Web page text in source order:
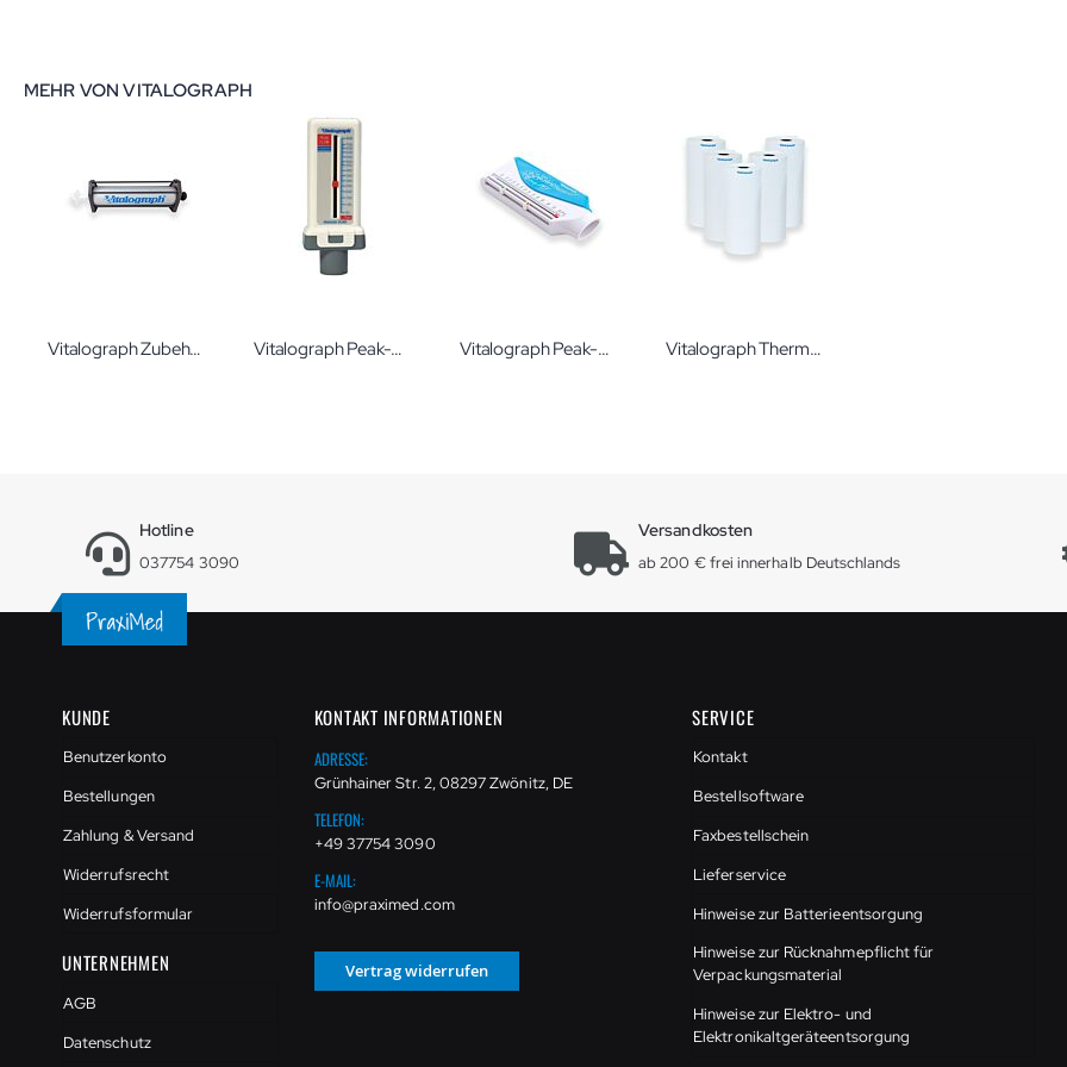
MEHR VON VITALOGRAPH
Vitalograph Zubehör, Kalibrationspumpe 3 Liter Eichpumpe für Spirometer von Vitalograph Vitalograph Peak-Flow-Meter Standard Vitalograph Peak-Flow-Meter UNIVERSAL Vitalograph Thermodruckerpapier Vitalogpaph® 5 Rollen
Hotline
037754 3090
Versandkosten
ab 200 € frei innerhalb Deutschlands
KUNDE
Benutzerkonto
Bestellungen
Zahlung & Versand
Widerrufsrecht
Widerrufsformular
UNTERNEHMEN
AGB
Datenschutz
KONTAKT INFORMATIONEN
ADRESSE:
Grünhainer Str. 2, 08297 Zwönitz, DE
TELEFON:
+49 37754 3090
E-MAIL:
info@praximed.com
Vertrag widerrufen
SERVICE
Kontakt
Bestellsoftware
Faxbestellschein
Lieferservice
Hinweise zur Batterieentsorgung
Hinweise zur Rücknahmepflicht für
Verpackungsmaterial
Hinweise zur Elektro- und
Elektronikaltgeräteentsorgung